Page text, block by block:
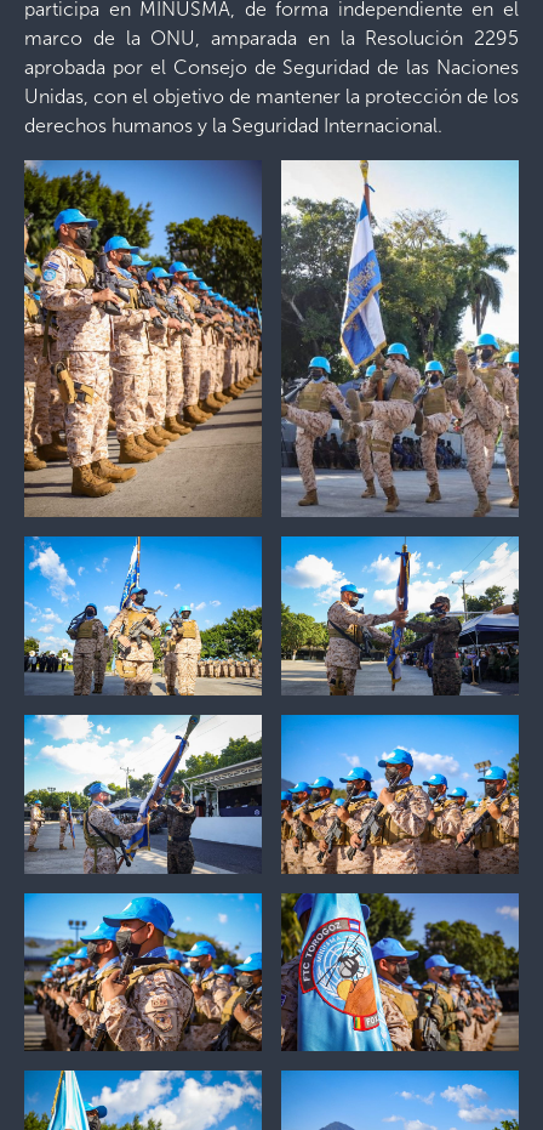
participa en MINUSMA, de forma independiente en el
marco de la ONU, amparada en la Resolución 2295
aprobada por el Consejo de Seguridad de las Naciones
Unidas, con el objetivo de mantener la protección de los
derechos humanos y la Seguridad Internacional.